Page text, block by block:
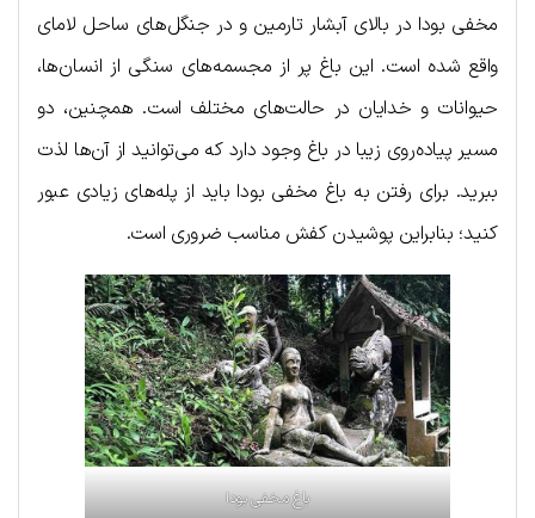
مخفی بودا در بالای آبشار تارمین و در جنگل‌های ساحل لامای
واقع شده است. این باغ پر از مجسمه‌های سنگی از انسان‌ها،
حیوانات و خدایان در حالت‌های مختلف است. همچنین، دو
مسیر پیاده‌روی زیبا در باغ وجود دارد که می‌توانید از آن‌ها لذت
ببرید. برای رفتن به باغ مخفی بودا باید از پله‌های زیادی عبور
کنید؛ بنابراین پوشیدن کفش مناسب ضروری است.
باغ مخفی بودا